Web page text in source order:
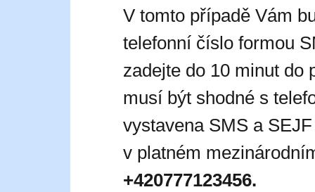
V tomto případě Vám
telefonní číslo formou
zadejte do 10 minut do
musí být shodné s
vystavena SMS a
v platném
+420777123456.